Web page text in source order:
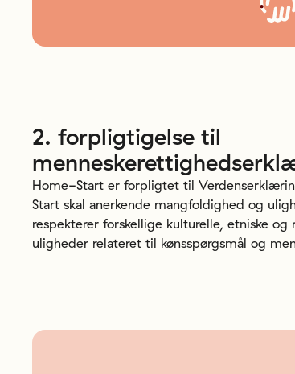
2. forpligtigelse til
Home-Start er forpligtet til
Start skal anerkende mangfoldighed og
respekterer forskellige kulturelle, etniske og
uligheder relateret til kønsspørgsmål og